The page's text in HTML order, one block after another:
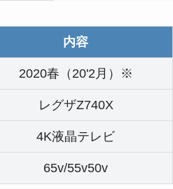
内容
2020春（20'2月）※
レグザZ740X
4K液晶テレビ
65v/55v50v